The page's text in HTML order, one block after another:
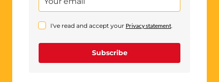
I've read and accept your Privacy statement.
Subscribe